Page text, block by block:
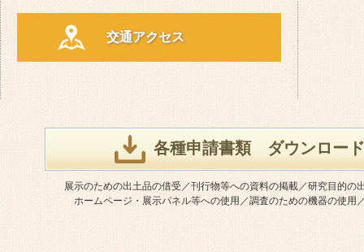
交通アクセス
各種申請書類 ダウンロード
展示のための出土品の借受／刊行物等への資料の掲載／研究目的の
ホームページ・展示パネル等への使用／調査のための機器の使用